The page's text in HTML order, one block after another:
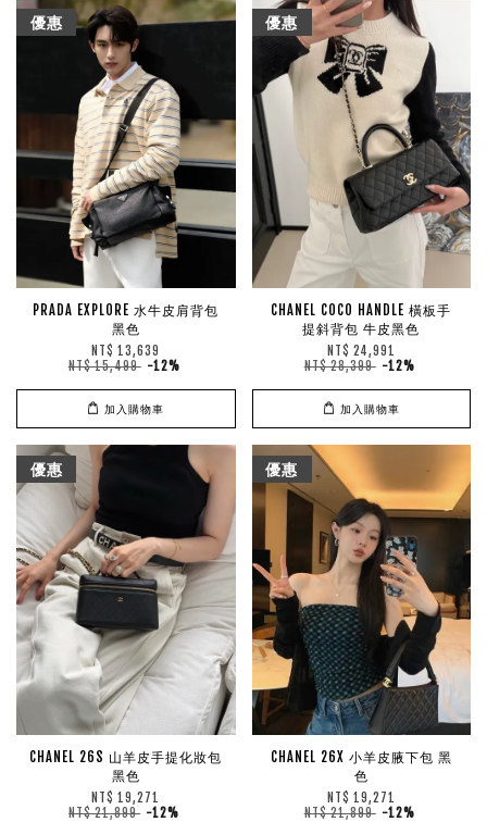
優惠
PRADA EXPLORE 水牛皮肩背包
黑色
NT$ 13,639
NT$ 15,499 -12%
加入購物車
優惠
CHANEL COCO HANDLE 橫板手
提斜背包 牛皮黑色
NT$ 24,991
NT$ 28,399 -12%
加入購物車
優惠
CHANEL 26S 山羊皮手提化妝包
黑色
NT$ 19,271
NT$ 21,899 -12%
優惠
CHANEL 26X 小羊皮腋下包 黑
色
NT$ 19,271
NT$ 21,899 -12%